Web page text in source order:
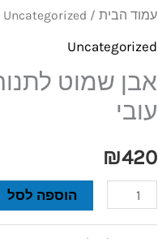
עמוד הבית /
Uncategorized
Uncategorized
עובי
₪420
כמות
של
שמוט
לתנור
35X40
ס"מ
הוספה לסל